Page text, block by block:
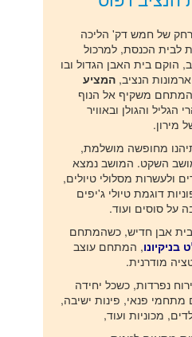
של חמש דק' הליכה
לבית הכנסת, למרכול
הוקם בית האבן הגדול ובו
הנציב, המציע
משקיף אל הנוף
הגליל והגולן ובאוויר
מירון.
מחופשה מושלמת,
השקט. המושב נמצא
ולעשרות מסלולי טיולים,
דוגמת טיולי ג'יפים
על סוסים ועוד.
אבן חדיש, כשהמתחם
בניקיונו, המתחם עוצב
מודרנית.
נפרדות, כשכל יחידה
פנאי, פינות ישיבה,
מכוניות ועוד,